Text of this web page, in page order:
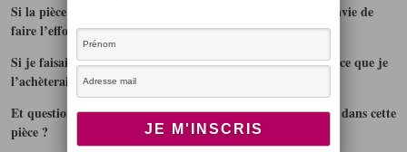
Si la pièce est abimée (trous, tâches…) est-ce que j’aurais envie de
faire l’effort d’y remédier.
Si je faisais les magasins, et que je tombe sur cette pièce est-ce que je
l’achèterais ?
Et question Ultime : Est-ce que je me sens belle et confiante dans cette
pièce ?